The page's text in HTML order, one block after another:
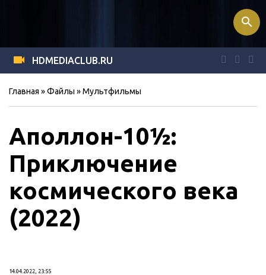
HDMEDIACLUB.RU
search
Главная »Файлы »Мультфильмы
Аполлон-10½:
Приключение
космического века
(2022)
14.04.2022, 23:55